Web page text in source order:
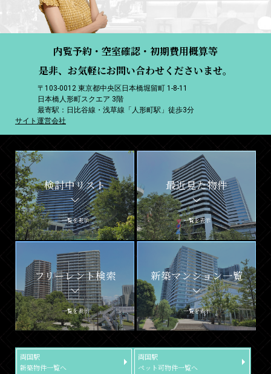
内覧予約・空室確認・初期費用概算等
是非、お気軽にお問い合わせくださいませ。
〒103-0012 東京都中央区日本橋堀留町 1-8-11
日本橋人形町スクエア 3階
最寄駅：日比谷線・浅草線「人形町駅」徒歩3分
サイト運営会社
検討中リスト
一覧を表示
最近見た物件
一覧を表示
フリーレント検索
一覧を表示
新築マンション一覧
一覧を表示
両国駅
新築物件一覧へ
両国駅
ペット可物件一覧へ